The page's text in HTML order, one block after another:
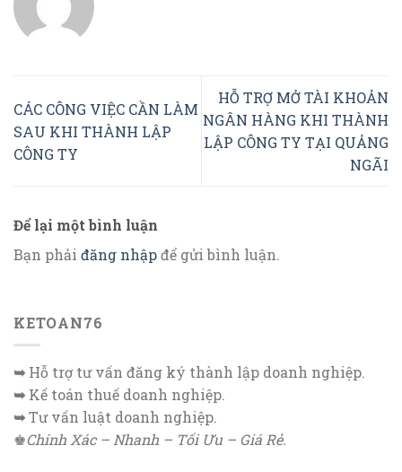
CÁC CÔNG VIỆC CẦN LÀM
SAU KHI THÀNH LẬP
CÔNG TY
HỖ TRỢ MỞ TÀI KHOẢN
NGÂN HÀNG KHI THÀNH
LẬP CÔNG TY TẠI QUẢNG
NGÃI
Để lại một bình luận
Bạn phải đăng nhậpđể gửi bình luận.
KETOAN76
➥Hỗ trợ tư vấn đăng ký thành lập doanh nghiệp.
➥Kế toán thuế doanh nghiệp.
➥Tư vấn luật doanh nghiệp.
♚Chính Xác – Nhanh – Tối Ưu – Giá Rẻ.